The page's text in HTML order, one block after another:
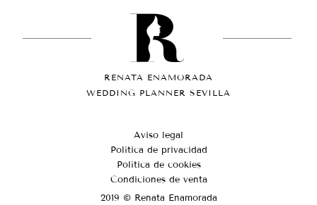
RENATA ENAMORADA
WEDDING PLANNER SEVILLA
Aviso legal
Política de privacidad
Política de cookies
Condiciones de venta
2019 © Renata Enamorada